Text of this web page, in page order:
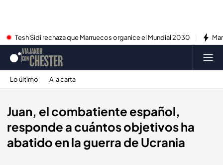
Tesh Sidi rechaza que Marruecos organice el Mundial 2030
Lo último A la carta
Juan, el combatiente español,
responde a cuántos objetivos ha
abatido en la guerra de Ucrania